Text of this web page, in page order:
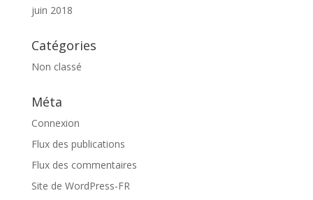
juin 2018
Catégories
Non classé
Méta
Connexion
Flux des publications
Flux des commentaires
Site de WordPress-FR